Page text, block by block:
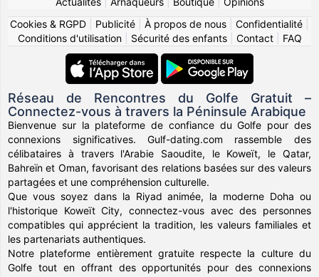
Cookies & RGPD
Publicité À propos de nous Confidentialité
Conditions d'utilisation| Sécurité des enfants| Contact| FAQ
Réseau de Rencontres du Golfe Gratuit –
Connectez-vous à travers la Péninsule Arabique
Bienvenue sur la plateforme de confiance du Golfe pour des
connexions significatives. Gulf-dating.com rassemble des
célibataires à travers l'Arabie Saoudite, le Koweït, le Qatar,
Bahreïn et Oman, favorisant des relations basées sur des valeurs
partagées et une compréhension culturelle.
Que vous soyez dans la Riyad animée, la moderne Doha ou
l'historique Koweït City, connectez-vous avec des personnes
compatibles qui apprécient la tradition, les valeurs familiales et
les partenariats authentiques.
Notre plateforme entièrement gratuite respecte la culture du
Golfe tout en offrant des opportunités pour des connexions